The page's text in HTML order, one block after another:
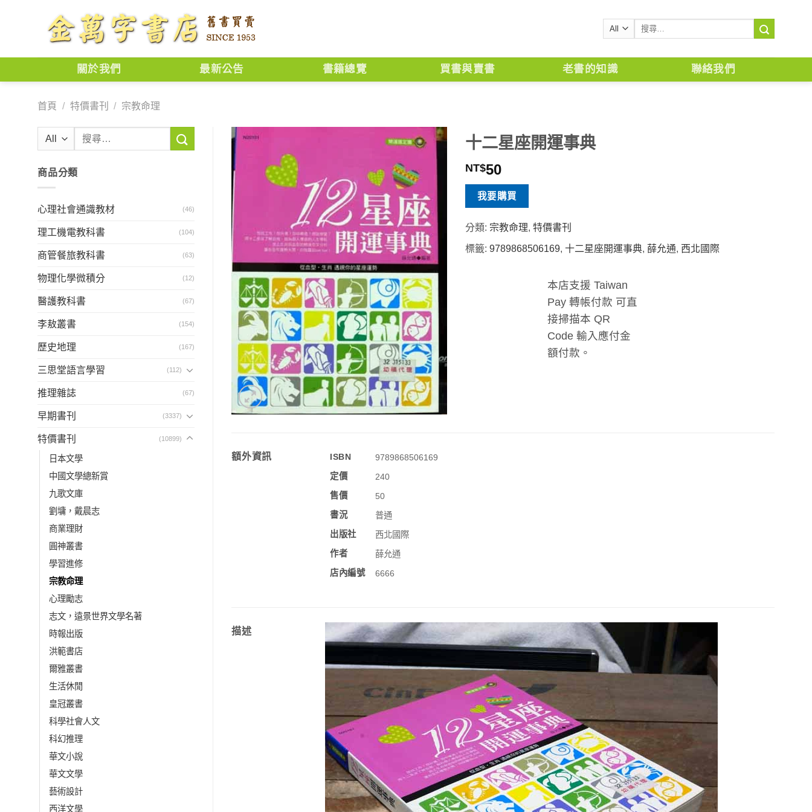
搜
鍵
關於我們 最新公告 書籍總覽 買書與賣書 老書的知識 聯絡我們
首頁 / 特價書刊 / 宗教命理
鍵
商品分類
心理社會通識教材 (46)
理工機電教科書 (104)
商管餐旅教科書 (63)
物理化學微積分 (12)
醫護教科書 (67)
李敖叢書 (154)
歷史地理 (167)
三思堂語言學習 (112)
推理雜誌 (67)
早期書刊 (3337)
特價書刊 (10899)
日本文學
中國文學總新賞
九歌文庫
劉墉，戴晨志
商業理財
圓神叢書
學習進修
宗教命理
心理勵志
志文，遠景世界文學名著
時報出版
洪範書店
爾雅叢書
生活休閒
皇冠叢書
科學社會人文
科幻推理
華文小說
華文文學
藝術設計
西洋文學
十二星座開運事典
NT$50
我要購買
分類: 宗教命理,特價書刊
標籤:9789868506169,十二星座開運事典, 薛允通, 西北國際
本店支援 Taiwan
Pay 轉帳付款 可直
接掃描本 QR
Code 輸入應付金
額付款。
額外資訊 ISBN
9789868506169
定價
240
售價
50
書況
普通
出版社
西北國際
作者
薛允通
店內編號
6666
描述